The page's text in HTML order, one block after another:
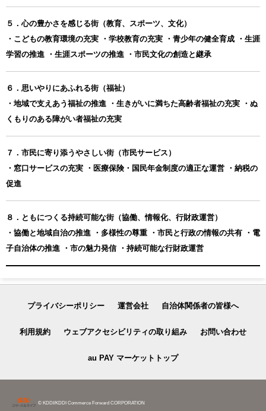
５．心の豊かさを感じる街（教育、スポーツ、文化）
・こどもの教育環境の充実 ・学校教育の充実 ・青少年の健全育成 ・生涯
学習の推進 ・生涯スポーツの推進 ・市民文化の創造と継承
６．思いやりにあふれる街（福祉）
・地域で支えあう福祉の推進 ・生きがいに満ちた高齢者福祉の充実 ・ぬ
くもりのある障がい者福祉の充実
７．市民に寄り添うやさしい街（市民サービス）
・窓口サービスの充実 ・医療保険・国民年金制度の適正な運営 ・納税の
促進
８．ともにつくる持続可能な街（協働、情報化、行財政運営）
・協働と地域自治の推進 ・多様性の尊重 ・市民と行政の情報の共有 ・電
子自治体の推進 ・市の魅力発信 ・持続可能な行財政運営
プライバシーポリシー 運営会社 自治体関係者の皆様へ
利用規約 ウェブアクセシビリティの取り組み お問い合わせ
au PAY マーケットトップ
© KDDI/KDDI Commerce Forward CORPORATION